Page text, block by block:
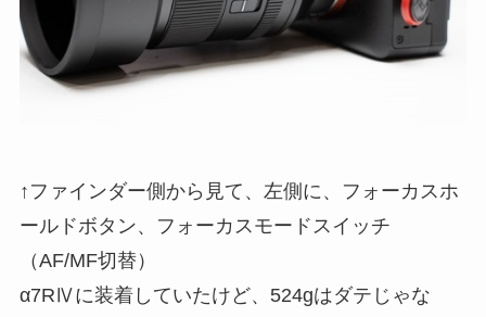
↑ファインダー側から見て、左側に、フォーカスホ
ールドボタン、フォーカスモードスイッチ
（AF/MF切替）
α7RⅣに装着していたけど、524gはダテじゃな